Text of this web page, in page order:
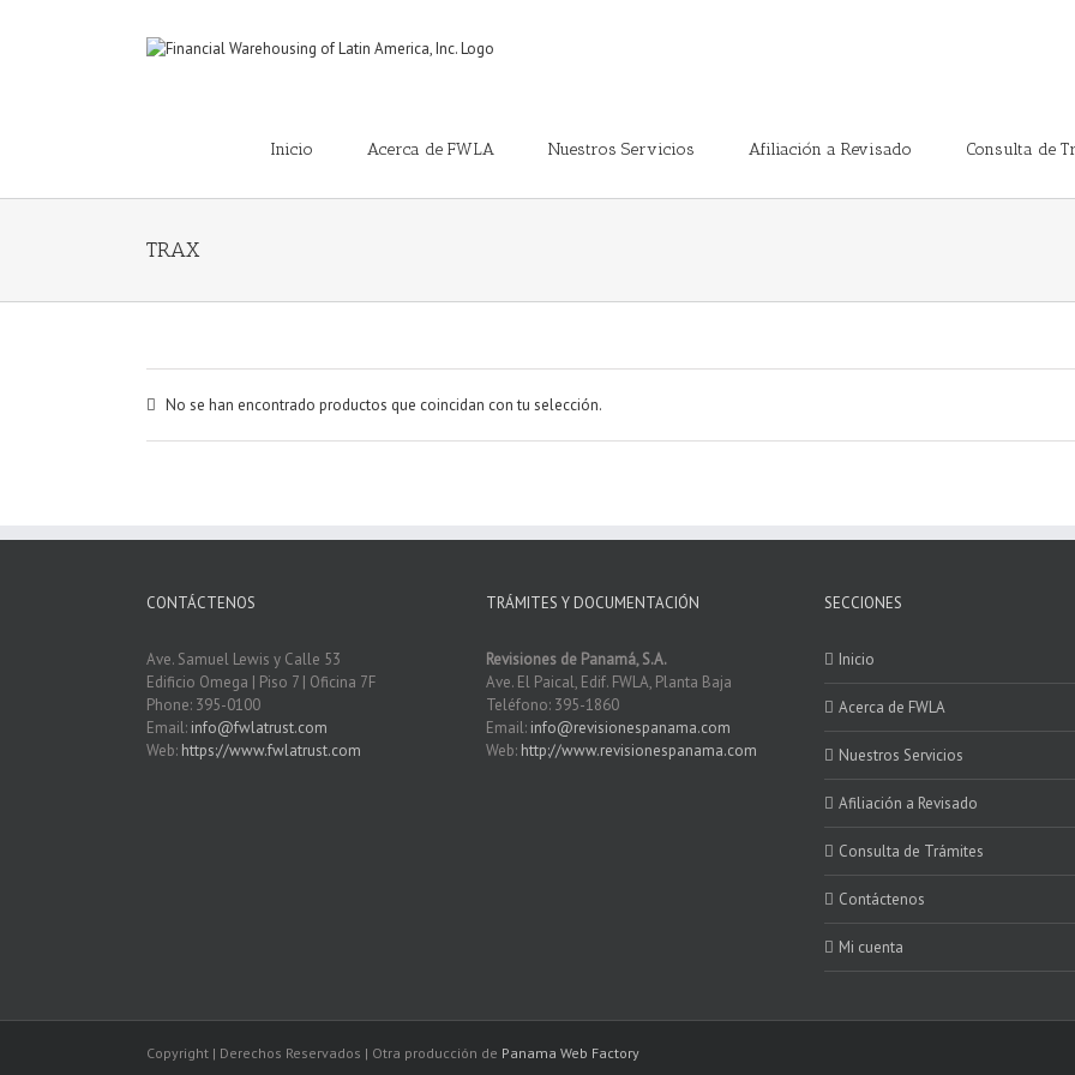
Inicio Acerca de FWLA Nuestros Servicios Afiliación a Revisado Consulta de
TRAX
No se han encontrado productos que coincidan con tu selección.
CONTÁCTENOS
Ave. Samuel Lewis y Calle 53
Edificio Omega | Piso 7 | Oficina 7F
Phone: 395-0100
Email: info@fwlatrust.com
Web: https://www.fwlatrust.com
TRÁMITES Y DOCUMENTACIÓN
Revisiones de Panamá, S.A.
Ave. El Paical, Edif. FWLA, Planta Baja
Teléfono: 395-1860
Email: info@revisionespanama.com
Web: http://www.revisionespanama.com
SECCIONES
Inicio
Acerca de FWLA
Nuestros Servicios
Afiliación a Revisado
Consulta de Trámites
Contáctenos
Mi cuenta
Copyright | Derechos Reservados | Otra producción de Panama Web Factory